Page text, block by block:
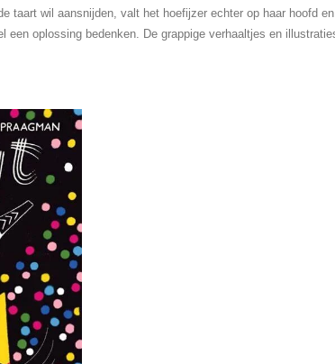
taart wil aansnijden, valt het hoefijzer echter op haar hoofd
een oplossing bedenken. De grappige verhaaltjes en